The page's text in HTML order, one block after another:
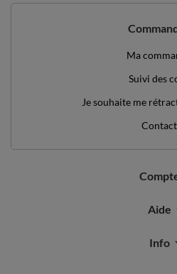
Ma
Suivi des
Je souhaite me
Contact
Aide
Info